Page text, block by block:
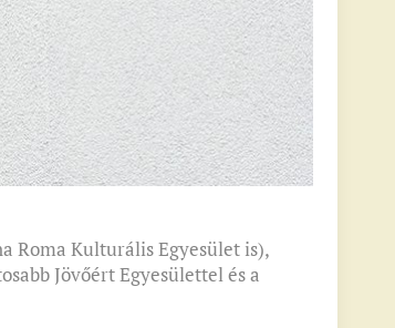
Roma Kulturális Egyesület is),
Jövőért Egyesülettel és a